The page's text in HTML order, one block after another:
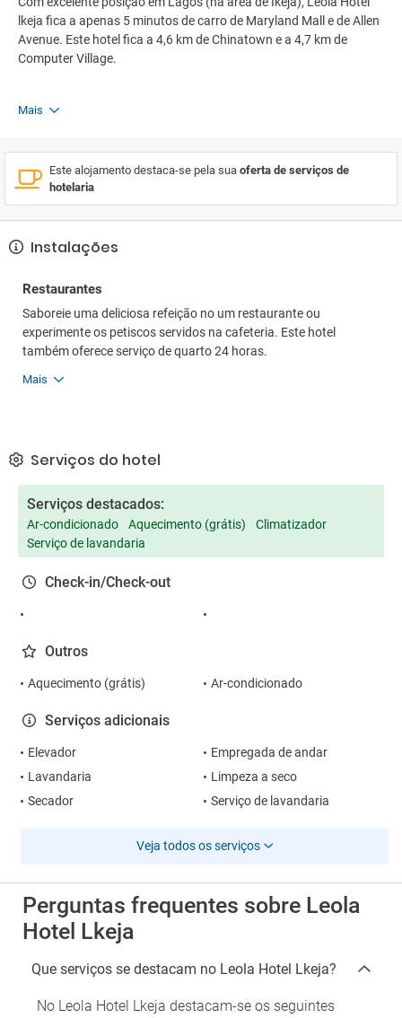
lkeja fica a apenas 5 minutos de carro de Maryland Mall e de Allen
Avenue. Este hotel fica a 4,6 km de Chinatown e a 4,7 km de
Computer Village.
Mais
Este alojamento destaca-se pela sua oferta de serviços de
hotelaria
Instalações
Restaurantes
Saboreie uma deliciosa refeição no um restaurante ou
experimente os petiscos servidos na cafeteria. Este hotel
também oferece serviço de quarto 24 horas.
Mais
Serviços do hotel
Serviços destacados:
Ar-condicionado Aquecimento (grátis)
Climatizador
Serviço de lavandaria
Check-in/Check-out
Outros
Aquecimento (grátis) Ar-condicionado
Serviços adicionais
Elevador
Empregada de andar
Lavandaria
Limpeza a seco
Secador
Serviço de lavandaria
Veja todos os serviços
Perguntas frequentes sobre Leola
Hotel Lkeja
Que serviços se destacam no Leola Hotel Lkeja?
No Leola Hotel Lkeja destacam-se os seguintes